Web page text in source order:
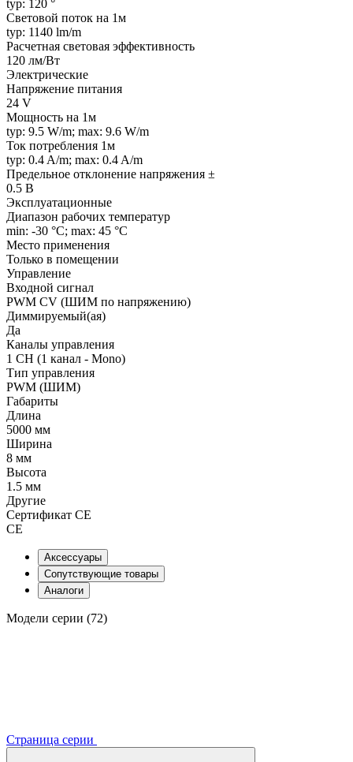
typ: 120 °
Световой поток на 1м
typ: 1140 lm/m
Расчетная световая эффективность
120 лм/Вт
Электрические
Напряжение питания
24 V
Мощность на 1м
typ: 9.5 W/m; max: 9.6 W/m
Ток потребления 1м
typ: 0.4 A/m; max: 0.4 A/m
Предельное отклонение напряжения ±
0.5 В
Эксплуатационные
Диапазон рабочих температур
min: -30 °C; max: 45 °C
Место применения
Только в помещении
Управление
Входной сигнал
PWM СV (ШИМ по напряжению)
Диммируемый(ая)
Да
Каналы управления
1 CH (1 канал - Mono)
Тип управления
PWM (ШИМ)
Габариты
Длина
5000 мм
Ширина
8 мм
Высота
1.5 мм
Другие
Сертификат CE
CE
Аксессуары
Сопутствующие товары
Аналоги
Модели серии (72)
Страница серии